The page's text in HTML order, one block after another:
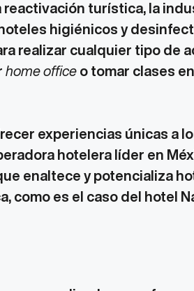
turística, la
higiénicos y
realizar cualquier tipo de
home office o tomar clases
experiencias únicas a
hotelera líder en
enaltece y potencializa
como es el caso del hotel